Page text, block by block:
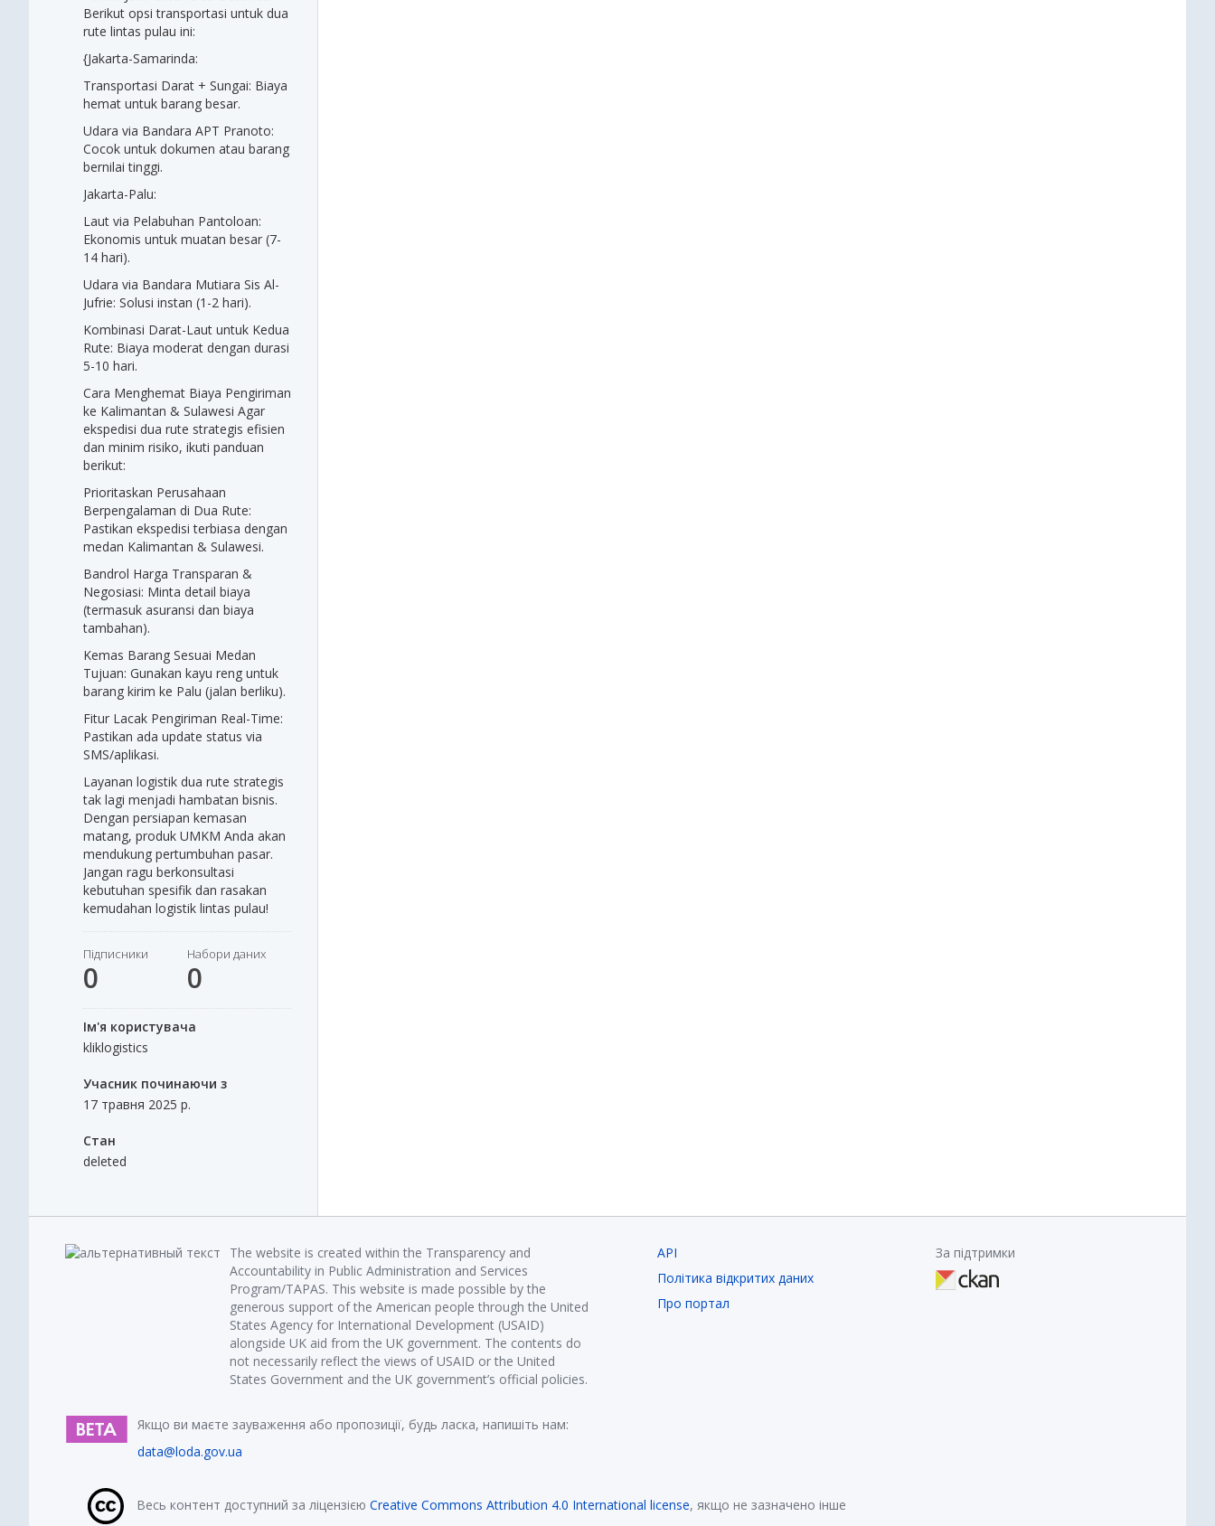
Berikut opsi transportasi untuk dua
rute lintas pulau ini:
{Jakarta-Samarinda:
Transportasi Darat + Sungai: Biaya
hemat untuk barang besar.
Udara via Bandara APT Pranoto:
Cocok untuk dokumen atau barang
bernilai tinggi.
Jakarta-Palu:
Laut via Pelabuhan Pantoloan:
Ekonomis untuk muatan besar (7-
14 hari).
Udara via Bandara Mutiara Sis Al-
Jufrie: Solusi instan (1-2 hari).
Kombinasi Darat-Laut untuk Kedua
Rute: Biaya moderat dengan durasi
5-10 hari.
Cara Menghemat Biaya Pengiriman
ke Kalimantan & Sulawesi Agar
ekspedisi dua rute strategis efisien
dan minim risiko, ikuti panduan
berikut:
Prioritaskan Perusahaan
Berpengalaman di Dua Rute:
Pastikan ekspedisi terbiasa dengan
medan Kalimantan & Sulawesi.
Bandrol Harga Transparan &
Negosiasi: Minta detail biaya
(termasuk asuransi dan biaya
tambahan).
Kemas Barang Sesuai Medan
Tujuan: Gunakan kayu reng untuk
barang kirim ke Palu (jalan berliku).
Fitur Lacak Pengiriman Real-Time:
Pastikan ada update status via
SMS/aplikasi.
Layanan logistik dua rute strategis
tak lagi menjadi hambatan bisnis.
Dengan persiapan kemasan
matang, produk UMKM Anda akan
mendukung pertumbuhan pasar.
Jangan ragu berkonsultasi
kebutuhan spesifik dan rasakan
kemudahan logistik lintas pulau!
Підписники
0
Набори даних
0
Ім'я користувача
kliklogistics
Учасник починаючи з
17 травня 2025 р.
Стан
deleted
The website is created within the Transparency and
Accountability in Public Administration and Services
Program/TAPAS. This website is made possible by the
generous support of the American people through the United
States Agency for International Development (USAID)
alongside UK aid from the UK government. The contents do
not necessarily reflect the views of USAID or the United
States Government and the UK government’s official policies.
Якщо ви маєте зауваження або пропозиції, будь ласка, напишіть нам:
data@loda.gov.ua
API
Політика відкритих даних
Про портал
За підтримки
Весь контент доступний за ліцензією Creative Commons Attribution 4.0 International license, якщо не зазначено інше